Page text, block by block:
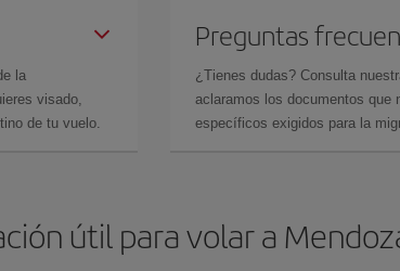
la
visado,
de tu vuelo.
Preguntas
¿Tienes dudas? Consulta
aclaramos los documentos que
específicos exigidos para la
útil para volar a